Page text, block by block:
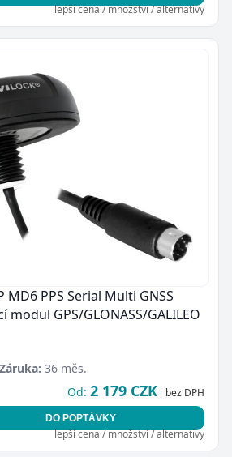
lepší cena / množství / alternativy
MD6 PPS Serial Multi GNSS
modul GPS/GLONASS/GALILEO
Záruka: 36 měs.
Od: 2 179 CZK bez DPH
DO POPTÁVKY
lepší cena / množství / alternativy